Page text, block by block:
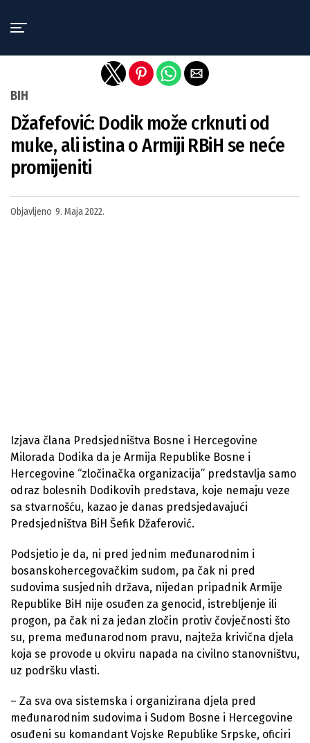
BIH
Džafefović: Dodik može crknuti od
muke, ali istina o Armiji RBiH se neće
promijeniti
Objavljeno 9. Maja 2022.
Izjava člana Predsjedništva Bosne i Hercegovine
Milorada Dodika da je Armija Republike Bosne i
Hercegovine “zločinačka organizacija” predstavlja samo
odraz bolesnih Dodikovih predstava, koje nemaju veze
sa stvarnošću, kazao je danas predsjedavajući
Predsjedništva BiH Šefik Džaferović.
Podsjetio je da, ni pred jednim međunarodnim i
bosanskohercegovačkim sudom, pa čak ni pred
sudovima susjednih država, nijedan pripadnik Armije
Republike BiH nije osuđen za genocid, istrebljenje ili
progon, pa čak ni za jedan zločin protiv čovječnosti što
su, prema međunarodnom pravu, najteža krivična djela
koja se provode u okviru napada na civilno stanovništvu,
uz podršku vlasti.
– Za sva ova sistemska i organizirana djela pred
međunarodnim sudovima i Sudom Bosne i Hercegovine
osuđeni su komandant Vojske Republike Srpske, oficiri